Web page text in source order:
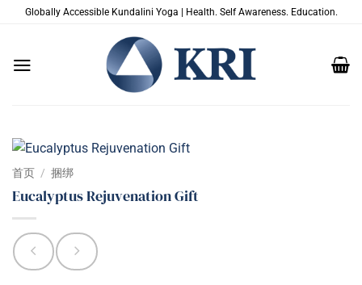
Globally Accessible Kundalini Yoga | Health. Self Awareness. Education.
首页 / 捆绑
Eucalyptus Rejuvenation Gift